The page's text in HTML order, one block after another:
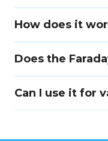
How does it
Does the
Can I use it for